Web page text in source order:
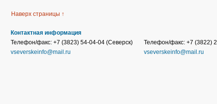
Наверх страницы ↑
Контактная информация
Телефон/факс: +7 (3823) 54-04-04 (Северск)
vseverskeinfo@mail.ru
Телефон/факс: +7 (3822)
vseverskeinfo@mail.ru